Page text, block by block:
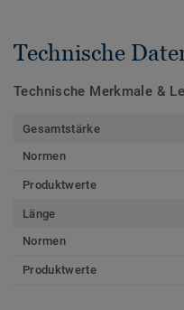
Technische
Technische Merkmale &
Gesamtstärke
Normen
Produktwerte
Länge
Normen
Produktwerte